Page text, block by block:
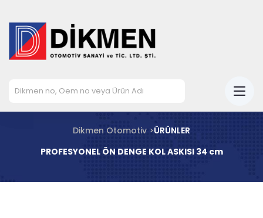
Dikmen Otomotiv >ÜRÜNLER
PROFESYONEL ÖN DENGE KOL ASKISI 34 cm